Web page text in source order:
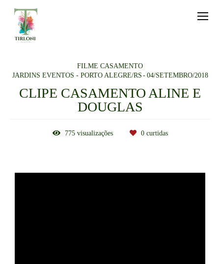
FILME CASAMENTO
JARDINS EVENTOS - PORTO ALEGRE/RS
04/SETEMBRO/2018
CLIPE CASAMENTO ALINE E
DOUGLAS
775visualizações 0curtidas